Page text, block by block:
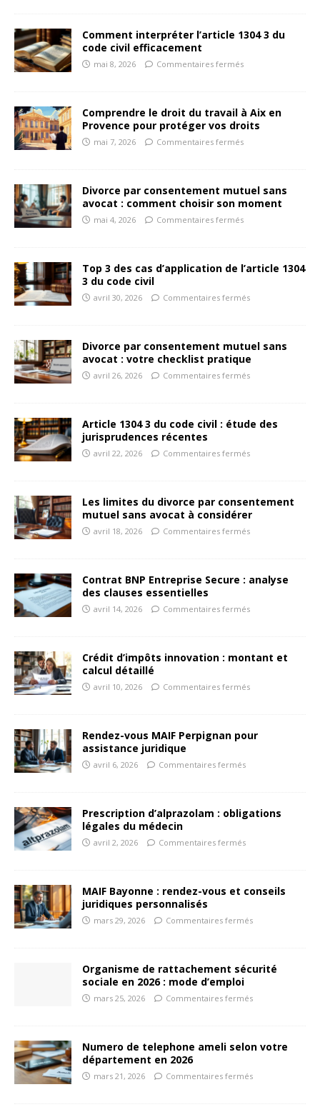
Comment interpréter l’article 1304 3 du
code civil efficacement
mai 8, 2026 Commentaires fermés
Comprendre le droit du travail à Aix en
Provence pour protéger vos droits
mai 7, 2026 Commentaires fermés
Divorce par consentement mutuel sans
avocat : comment choisir son moment
mai 4, 2026 Commentaires fermés
Top 3 des cas d’application de l’article 1304
3 du code civil
avril 30, 2026 Commentaires fermés
Divorce par consentement mutuel sans
avocat : votre checklist pratique
avril 26, 2026 Commentaires fermés
Article 1304 3 du code civil : étude des
jurisprudences récentes
avril 22, 2026 Commentaires fermés
Les limites du divorce par consentement
mutuel sans avocat à considérer
avril 18, 2026 Commentaires fermés
Contrat BNP Entreprise Secure : analyse
des clauses essentielles
avril 14, 2026 Commentaires fermés
Crédit d’impôts innovation : montant et
calcul détaillé
avril 10, 2026 Commentaires fermés
Rendez-vous MAIF Perpignan pour
assistance juridique
avril 6, 2026 Commentaires fermés
Prescription d’alprazolam : obligations
légales du médecin
avril 2, 2026 Commentaires fermés
MAIF Bayonne : rendez-vous et conseils
juridiques personnalisés
mars 29, 2026 Commentaires fermés
Organisme de rattachement sécurité
sociale en 2026 : mode d’emploi
mars 25, 2026 Commentaires fermés
Numero de telephone ameli selon votre
département en 2026
mars 21, 2026 Commentaires fermés